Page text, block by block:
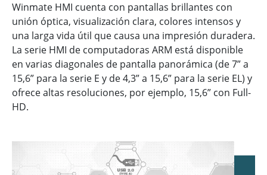
Winmate HMI cuenta con pantallas brillantes con
unión óptica, visualización clara, colores intensos y
una larga vida útil que causa una impresión duradera.
La serie HMI de computadoras ARM está disponible
en varias diagonales de pantalla panorámica (de 7” a
15,6” para la serie E y de 4,3” a 15,6” para la serie EL) y
ofrece altas resoluciones, por ejemplo, 15,6” con Full-
HD.